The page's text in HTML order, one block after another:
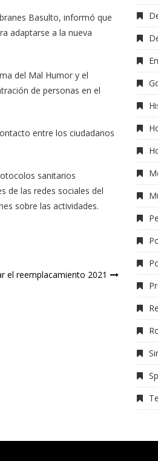
Basulto, informó que
adaptarse a la nueva
del Mal Humor y el
de personas en el
entre los ciudadanos
sanitarios
de las redes sociales del
sobre las actividades.
el reemplacamiento 2021